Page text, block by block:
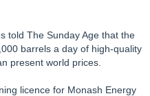
told The Sunday Age that the
barrels a day of high-quality
present world prices.
licence for Monash Energy